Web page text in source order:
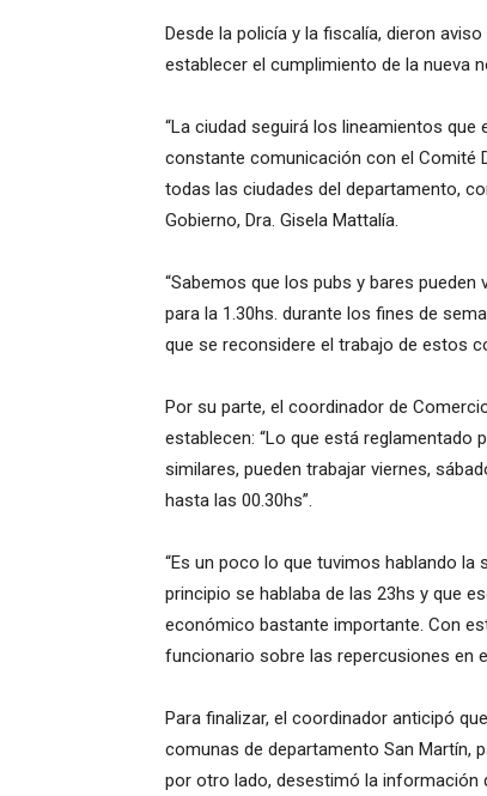
Desde la policía y la fiscalía, dieron
establecer el cumplimiento de la nueva
“La ciudad seguirá los lineamientos
constante comunicación con el Comité
todas las ciudades del departamento,
Gobierno, Dra. Gisela Mattalía.
“Sabemos que los pubs y bares
para la 1.30hs. durante los fines de
que se reconsidere el trabajo de estos
Por su parte, el coordinador de
establecen: “Lo que está
similares, pueden trabajar viernes,
hasta las 00.30hs”.
“Es un poco lo que tuvimos hablando
principio se hablaba de las 23hs y que
económico bastante importante. Con
funcionario sobre las repercusiones en
Para finalizar, el coordinador anticipó
comunas de departamento San Martín,
por otro lado, desestimó la información